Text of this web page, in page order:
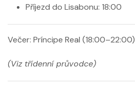
Příjezd do Lisabonu: 18:00
Večer: Príncipe Real (18:00–22:00)
(Viz třídenní průvodce)